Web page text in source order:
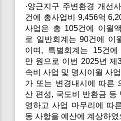
·양근지구 주변환경 개선
건에 총사업비 9,456억
사업은 총 105건에 이월
로 일반회계는 90건에 이
이며, 특별회계는 15건
만 원으로 이번 2025년 제
속비 사업 및 명시이월 사
가 또는 변경내시에 따른
산 편성, 국도비 반환금 등
영하고 사업 마무리에 따
동 사항을 예산에 계상하